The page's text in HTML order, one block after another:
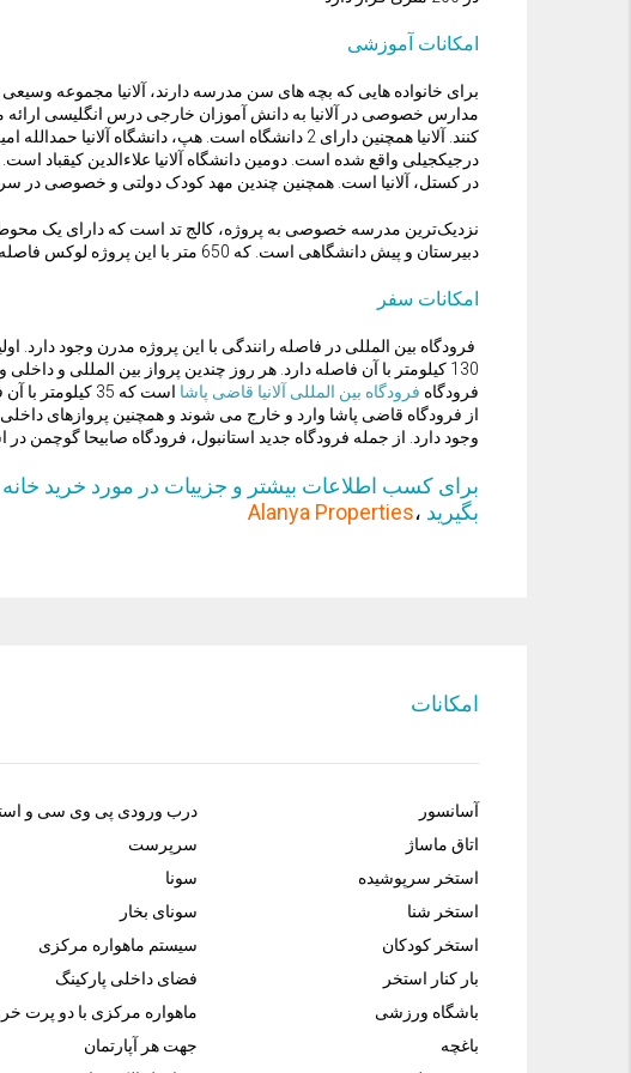
امکانات آموزشی
برای خانواده هایی که بچه های سن مدرسه دارند، آلانیا مجموعه
مدارس خصوصی در آلانیا به دانش آموزان خارجی درس انگلیسی ارائه
کنند. آلانیا همچنین دارای 2 دانشگاه است. هپ، دانشگاه
در کستل، آلانیا است. همچنین چندین مهد کودک دولتی و خصوصی در
نزدیک‌ترین مدرسه خصوصی به پروژه، کالج تد است که دارای یک
دبیرستان و پیش دانشگاهی است. که 650 متر با این پروژه لوکس فاصله دارد
امکانات سفر
فرودگاه بین المللی در فاصله رانندگی با این پروژه مدرن وجود دارد.
130 کیلومتر با آن فاصله دارد. هر روز چندین پرواز بین المللی و
فرودگاه فرودگاه بین المللی آلانیا قاضی پاشا
است که 35
از فرودگاه قاضی پاشا وارد و خارج می شوند و همچنین پروازهای
وجود دارد. از جمله فرودگاه جدید استانبول، فرودگاه صابیحا گوچمن در
برای کسب اطلاعات بیشتر و جزییات در مورد خرید خانه
بگیرید ،Alanya Properties
امکانات
آسانسور
اتاق ماساژ
استخر سرپوشیده
استخر شنا
استخر کودکان
بار کنار استخر
باشگاه ورزشی
باغچه
درب ورودی پی وی سی و
سرپرست
سونا
سونای بخار
سیستم ماهواره مرکزی
فضای داخلی پارکینگ
ماهواره مرکزی با دو پرت
جهت هر آپارتمان